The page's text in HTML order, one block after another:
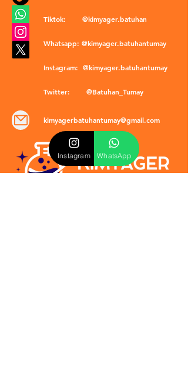
Tiktok: @kimyager.batuhan
Whatsapp: @kimyager.batuhantumay
Instagram: @kimyager.batuhantumay
Twitter: @Batuhan_Tumay
kimyagerbatuhantumay@gmail.com
Instagram WhatsApp